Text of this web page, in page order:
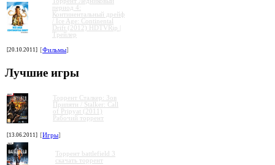
период 4:
Континентальный дрейф
/ Ice Age: Continental
Drift (2012) HDTVRip |
Трейлер
[20.10.2011] [Фильмы]
Лучшие игры
Торрент Сталкер: Зов
Припяти / Stalker: Call
of Pripyat (2011)
Рабочий торрент
[13.06.2011] [Игры]
Торрент battlefield 3
скачать торрент